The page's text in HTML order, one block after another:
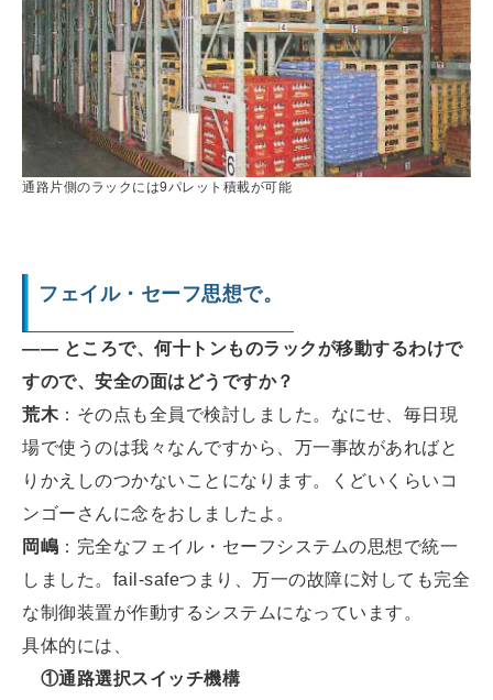
通路片側のラックには9パレット積載が可能
フェイル・セーフ思想で。
―― ところで、何十トンものラックが移動するわけで
すので、安全の面はどうですか？
荒木：その点も全員で検討しました。なにせ、毎日現
場で使うのは我々なんですから、万一事故があればと
りかえしのつかないことになります。くどいくらいコ
ンゴーさんに念をおしましたよ。
岡嶋 ：完全なフェイル・セーフシステムの思想で統一
しました。fail-safeつまり、万一の故障に対しても完全
な制御装置が作動するシステムになっています。
具体的には、
①通路選択スイッチ機構